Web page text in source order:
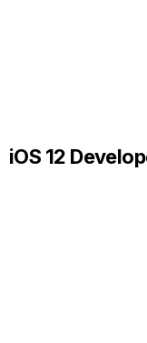
iOS 12